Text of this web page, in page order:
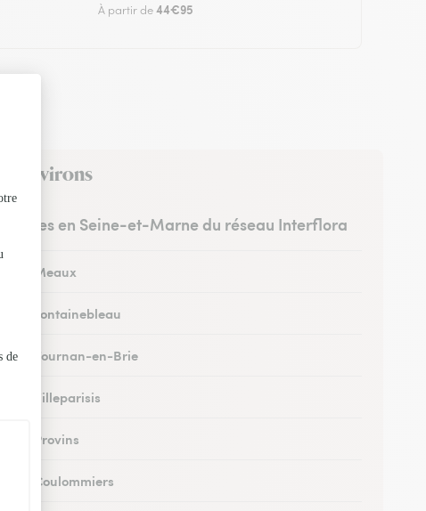
À partir de44€95
environs
en Seine-et-Marne du réseau Interflora
à Meaux
à Fontainebleau
à Tournan-en-Brie
à Villeparisis
à Provins
à Coulommiers